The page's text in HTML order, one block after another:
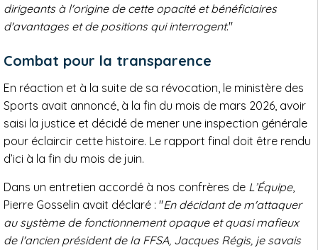
dirigeants à l'origine de cette opacité et bénéficiaires
d'avantages et de positions qui interrogent."
Combat pour la transparence
En réaction et à la suite de sa révocation, le ministère des
Sports avait annoncé, à la fin du mois de mars 2026, avoir
saisi la justice et décidé de mener une inspection générale
pour éclaircir cette histoire. Le rapport final doit être rendu
d’ici à la fin du mois de juin.
Dans un entretien accordé à nos confrères de L’Équipe,
Pierre Gosselin avait déclaré : "En décidant de m'attaquer
au système de fonctionnement opaque et quasi mafieux
de l'ancien président de la FFSA, Jacques Régis, je savais